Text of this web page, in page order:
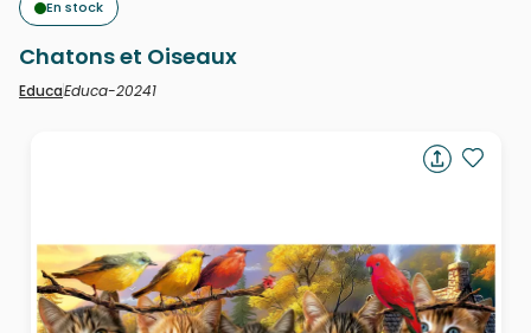
En stock
Chatons et Oiseaux
EducaEduca-20241